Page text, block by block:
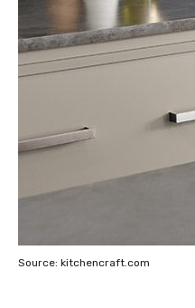
Source: kitchencraft.com